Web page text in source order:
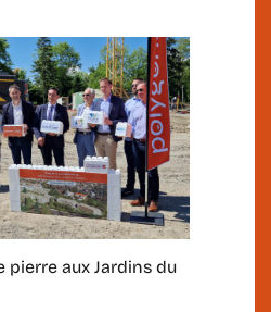
pierre aux Jardins du